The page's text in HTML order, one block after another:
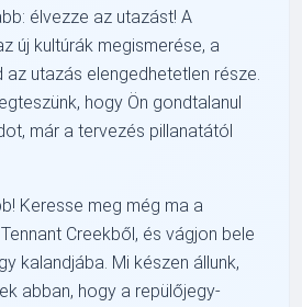
élvezze az utazást! A
új kultúrák megismerése, a
utazás elengedhetetlen része.
hogy Ön gondtalanul
már a tervezés pillanatától
Keresse meg még ma a
Creekből, és vágjon bele
kalandjába. Mi készen állunk,
abban, hogy a repülőjegy-